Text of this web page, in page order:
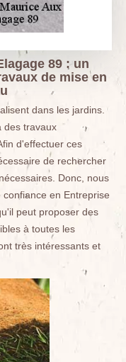
89 : un
de mise en
dans les jardins.
des travaux
d'effectuer ces
de rechercher
Donc, nous
en Entreprise
peut proposer des
à toutes les
très intéressants et